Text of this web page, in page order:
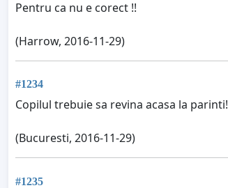
Pentru ca nu e corect !!
(Harrow, 2016-11-29)
#1234
Copilul trebuie sa revina acasa la parinti!
(Bucuresti, 2016-11-29)
#1235